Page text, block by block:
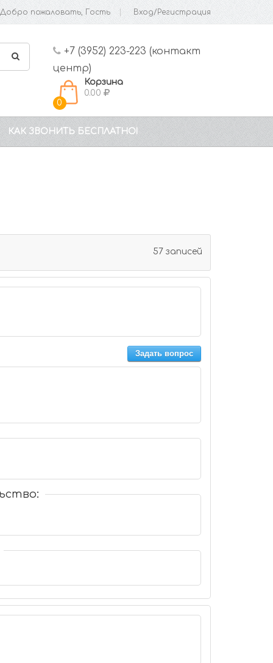
Добро пожаловать, Гость Вход/Регистрация
+7 (3952) 223-223 (контакт
центр)
0
Корзина
0.00
КАК ЗВОНИТЬ БЕСПЛАТНО!
57 записей
Задать вопрос